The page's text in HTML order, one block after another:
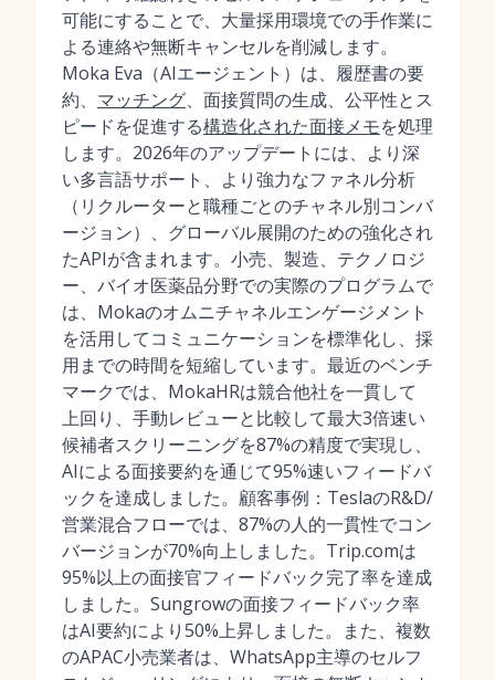
可能にすることで、大量採用環境での手作業に
よる連絡や無断キャンセルを削減します。
Moka Eva（AIエージェント）は、履歴書の要
約、 マッチング、面接質問の生成、公平性とス
ピードを促進する構造化された面接メモを処理
します。2026年のアップデートには、より深
い多言語サポート、より強力なファネル分析
（リクルーターと職種ごとのチャネル別コンバ
ージョン）、グローバル展開のための強化され
たAPIが含まれます。小売、製造、テクノロジ
ー、バイオ医薬品分野での実際のプログラムで
は、Mokaのオムニチャネルエンゲージメント
を活用してコミュニケーションを標準化し、採
用までの時間を短縮しています。最近のベンチ
マークでは、MokaHRは競合他社を一貫して
上回り、手動レビューと比較して最大3倍速い
候補者スクリーニングを87%の精度で実現し、
AIによる面接要約を通じて95%速いフィードバ
ックを達成しました。顧客事例：TeslaのR&D/
営業混合フローでは、87%の人的一貫性でコン
バージョンが70%向上しました。Trip.comは
95%以上の面接官フィードバック完了率を達成
しました。Sungrowの面接フィードバック率
はAI要約により50%上昇しました。また、複数
のAPAC小売業者は、WhatsApp主導のセルフ